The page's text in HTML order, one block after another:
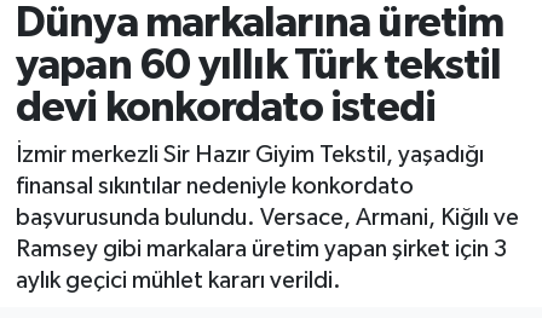
Dünya markalarına üretim
yapan 60 yıllık Türk tekstil
devi konkordato istedi
İzmir merkezli Sir Hazır Giyim Tekstil, yaşadığı
finansal sıkıntılar nedeniyle konkordato
başvurusunda bulundu. Versace, Armani, Kiğılı ve
Ramsey gibi markalara üretim yapan şirket için 3
aylık geçici mühlet kararı verildi.
Araç Haberleri
Azdavay Haberleri
Bozkurt Haberleri
Çatalzeytin Haberleri